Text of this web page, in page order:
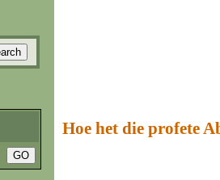
Hoe het die profete